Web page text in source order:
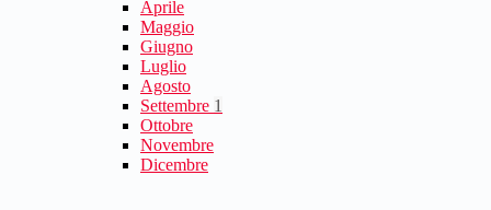
Aprile
Maggio
Giugno
Luglio
Agosto
Settembre 1
Ottobre
Novembre
Dicembre